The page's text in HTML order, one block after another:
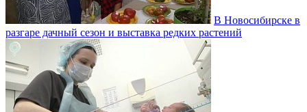
В Новосибирске в
разгаре дачный сезон и выставка редких растений